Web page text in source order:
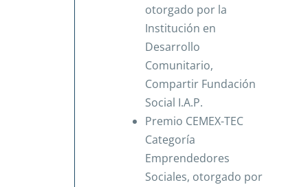
otorgado por la
Institución en
Desarrollo
Comunitario,
Compartir Fundación
Social I.A.P.
Premio CEMEX-TEC
Categoría
Emprendedores
Sociales, otorgado por